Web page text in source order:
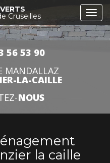
Cruseilles
56 53 90
MANDALLAZ
LA-CAILLE
NOUS
la caille